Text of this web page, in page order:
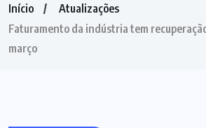
Início
Atualizações
Faturamento da indústria tem
março